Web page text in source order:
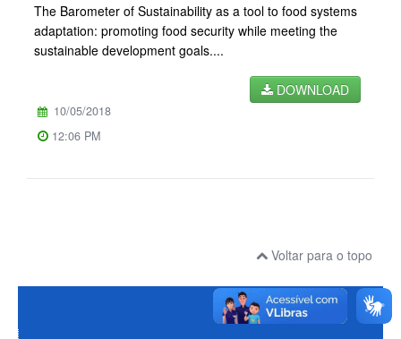
The Barometer of Sustainability as a tool to food systems
adaptation: promoting food security while meeting the
sustainable development goals....
DOWNLOAD
10/05/2018
12:06 PM
Voltar para o topo